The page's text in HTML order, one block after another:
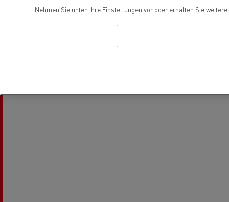
Location
Nehmen Sie unten Ihre Einstellungen vor oder erhalten Sie